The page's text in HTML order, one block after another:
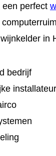
perfect
in
bedrijf
installateur